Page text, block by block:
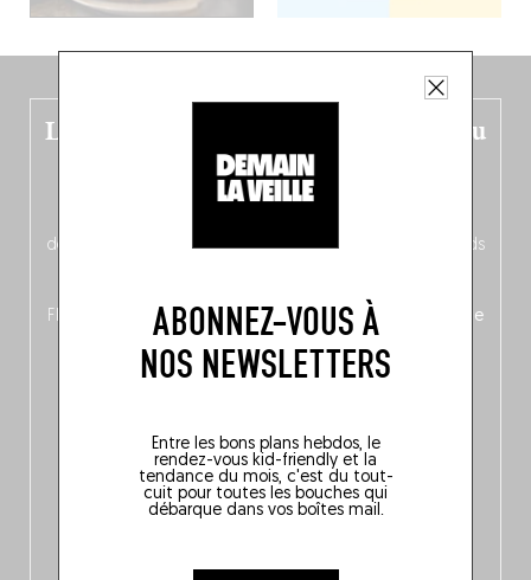
ABONNEZ-VOUS À
NOS NEWSLETTERS
Entre les bons plans hebdos, le
rendez-vous kid-friendly et la
tendance du mois, c'est du tout-
cuit pour toutes les bouches qui
débarque dans vos boîtes mail.
Le nouveau guide Belgique est sorti du
four !
Dans ce quatrième opus bigoût (en français côté pile, en
découvrez
une partie mag « Nord-Zuid »
qui met les pieds
Flandre, à Bruxelles et en Wallonie, ainsi qu’un palmarès de
10 spots au sommet de la belgitude.